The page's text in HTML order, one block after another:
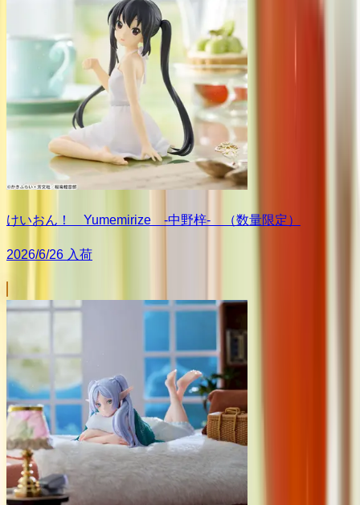
けいおん！ Yumemirize ‐中野梓‐ （数量限定）
2026/6/26 入荷